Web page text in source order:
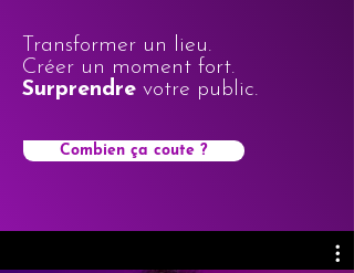
Transformer un lieu.
Créer un moment fort.
Surprendre votre public.
Combien ça coute ?